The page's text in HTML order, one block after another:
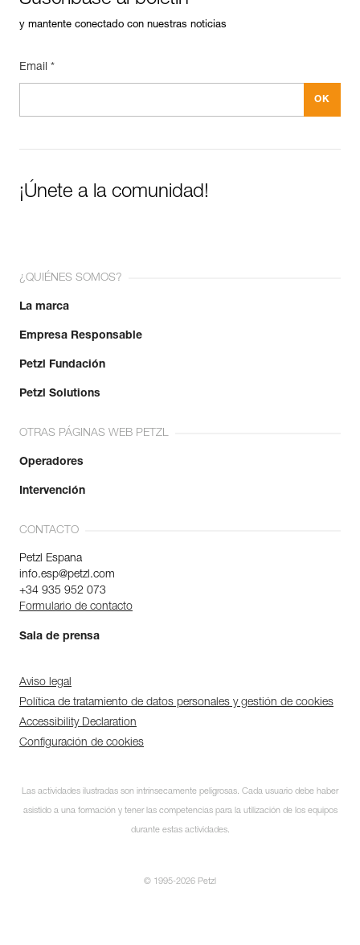
y mantente conectado con nuestras noticias
Email *
¡Únete a la comunidad!
¿QUIÉNES SOMOS?
La marca
Empresa Responsable
Petzl Fundación
Petzl Solutions
OTRAS PÁGINAS WEB PETZL
Operadores
Intervención
CONTACTO
Petzl Espana
info.esp@petzl.com
+34 935 952 073
Formulario de contacto
Sala de prensa
Aviso legal
Política de tratamiento de datos personales y gestión de cookies
Accessibility Declaration
Configuración de cookies
Las actividades ilustradas son intrínsecamente peligrosas. Cada usuario debe haber
asistido a una formación y tener las competencias para la utilización de los equipos
durante estas actividades.
© 1995-2026 Petzl